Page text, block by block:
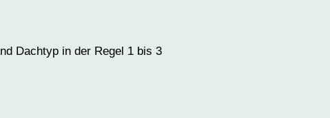
Dachtyp in der Regel 1 bis 3